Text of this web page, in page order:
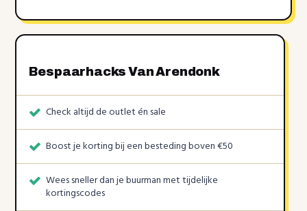
Bespaarhacks Van Arendonk
Check altijd de outlet én sale
Boost je korting bij een besteding boven €50
Wees sneller dan je buurman met tijdelijke
kortingscodes